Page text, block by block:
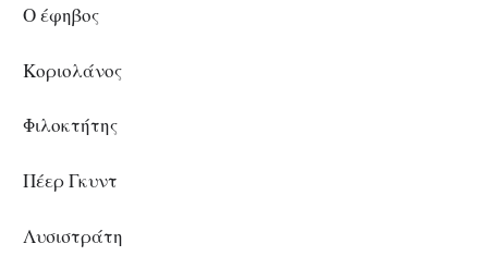
Ο έφηβος
Κοριολάνος
Φιλοκτήτης
Πέερ Γκυντ
Λυσιστράτη